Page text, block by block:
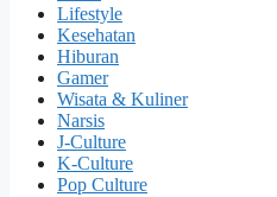
Lifestyle
Kesehatan
Hiburan
Gamer
Wisata & Kuliner
Narsis
J-Culture
K-Culture
Pop Culture